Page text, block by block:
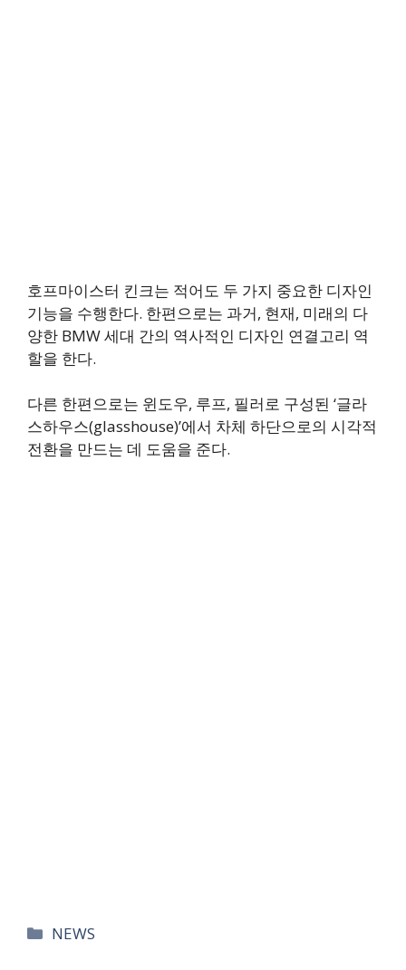
호프마이스터 킨크는 적어도 두 가지 중요한 디자인
기능을 수행한다. 한편으로는 과거, 현재, 미래의 다
양한 BMW 세대 간의 역사적인 디자인 연결고리 역
할을 한다.
다른 한편으로는 윈도우, 루프, 필러로 구성된 ‘글라
스하우스(glasshouse)’에서 차체 하단으로의 시각적
전환을 만드는 데 도움을 준다.
카
NEWS